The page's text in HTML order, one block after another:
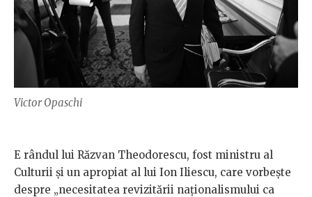
Victor Opaschi
E rândul lui Răzvan Theodorescu, fost ministru al
Culturii și un apropiat al lui Ion Iliescu, care vorbește
despre „necesitatea revizitării naționalismului ca